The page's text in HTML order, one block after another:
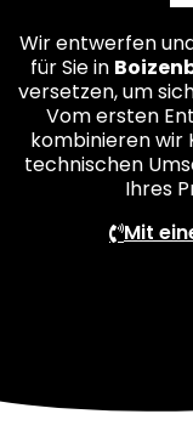
Wir entwerfen
für Sie in
versetzen, um
Vom ersten
kombinieren wir
technischen
Ihres
Mit